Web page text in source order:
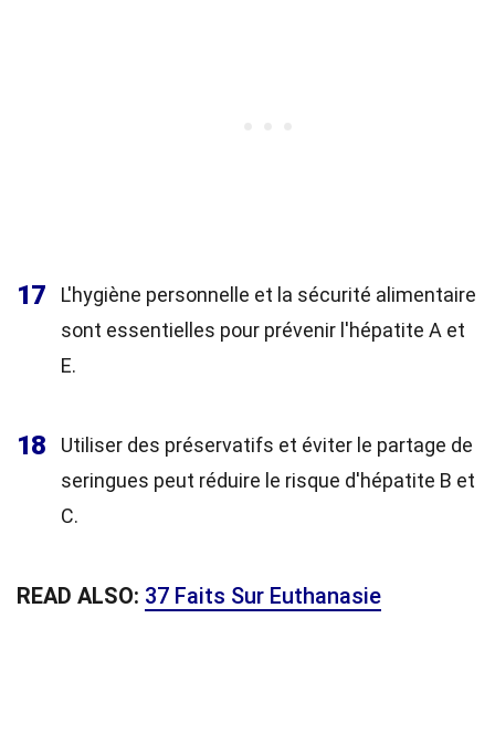
17
L'hygiène personnelle et la sécurité alimentaire
sont essentielles pour prévenir l'hépatite A et
E.
18
Utiliser des préservatifs et éviter le partage de
seringues peut réduire le risque d'hépatite B et
C.
READ ALSO: 37 Faits Sur Euthanasie